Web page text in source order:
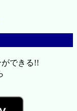
できる!!